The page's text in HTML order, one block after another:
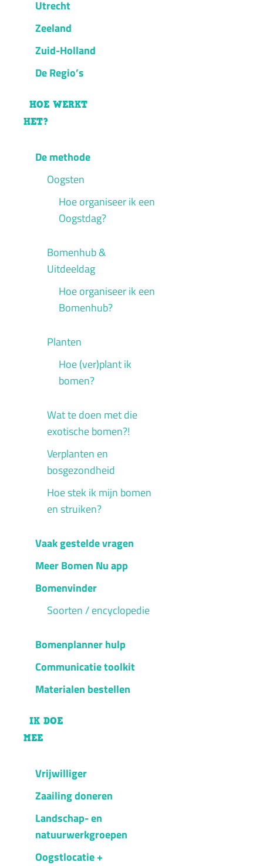
Utrecht
Zeeland
Zuid-Holland
De Regio’s
HOE WERKT
HET?
De methode
Oogsten
Hoe organiseer ik een
Oogstdag?
Bomenhub &
Uitdeeldag
Hoe organiseer ik een
Bomenhub?
Planten
Hoe (ver)plant ik
bomen?
Wat te doen met die
exotische bomen?!
Verplanten en
bosgezondheid
Hoe stek ik mijn bomen
en struiken?
Vaak gestelde vragen
Meer Bomen Nu app
Bomenvinder
Soorten / encyclopedie
Bomenplanner hulp
Communicatie toolkit
Materialen bestellen
IK DOE
MEE
Vrijwilliger
Zaailing doneren
Landschap- en
natuurwerkgroepen
Oogstlocatie +